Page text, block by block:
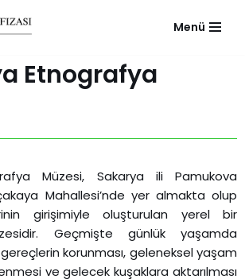
Menü
Etnografya
Müzesi, Sakarya ili Pamukova
Mahallesi’nde yer almakta olup
girişimiyle oluşturulan yerel bir
Geçmişte günlük yaşamda
korunması, geleneksel yaşam
ve gelecek kuşaklara aktarılması